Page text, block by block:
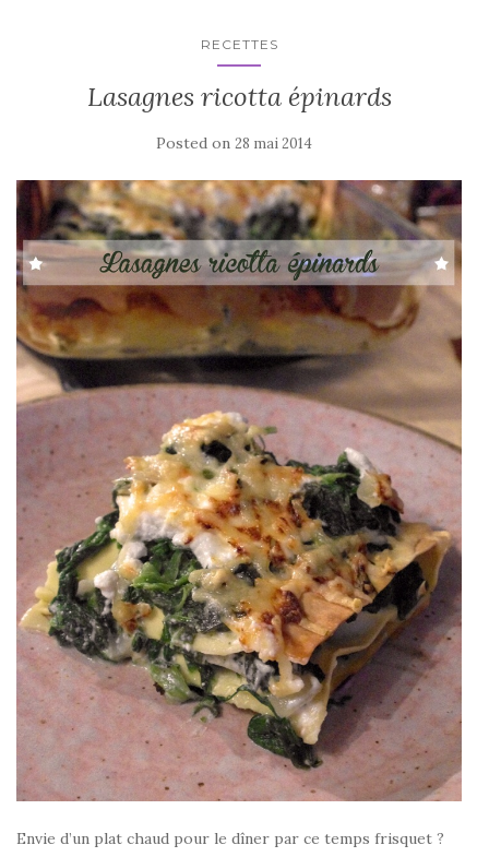
RECETTES
Lasagnes ricotta épinards
Posted on 28 mai 2014
Envie d’un plat chaud pour le dîner par ce temps frisquet ?